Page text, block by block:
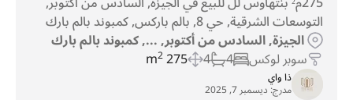
التوسعات الشرقية, حي 8, بالم باركس, كمبوند بالم بارك
الجيزة, السادس من أكتوبر, ..., كمبوند بالم بارك
سوبر لوكس 4
4
275 m
2
ذا واي
مدرج:ديسمبر 7, 2025